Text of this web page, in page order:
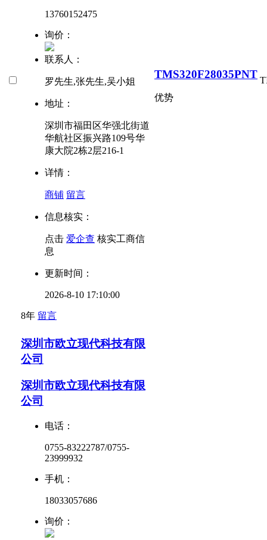
13760152475
询价：
联系人：
罗先生,张先生,吴小姐
地址：
深圳市福田区华强北街道
华航社区振兴路109号华
康大院2栋2层216-1
详情：
商铺 留言
信息核实：
点击 爱企查 核实工商信
息
更新时间：
2026-8-10 17:10:00
8年 留言
TMS320F28035PNT
优势
深圳市欧立现代科技有限
公司
深圳市欧立现代科技有限
公司
电话：
0755-83222787/0755-
23999932
手机：
18033057686
询价：